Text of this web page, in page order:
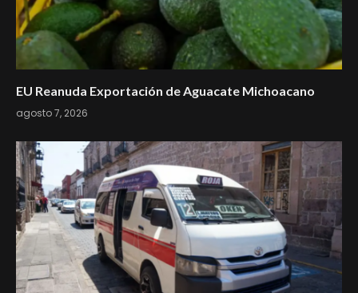
EU Reanuda Exportación de Aguacate Michoacano
agosto 7, 2026